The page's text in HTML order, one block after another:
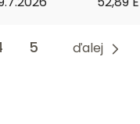
5 ďalej